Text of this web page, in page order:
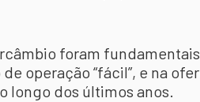
foram
operação “fácil”, e na
longo dos últimos anos.